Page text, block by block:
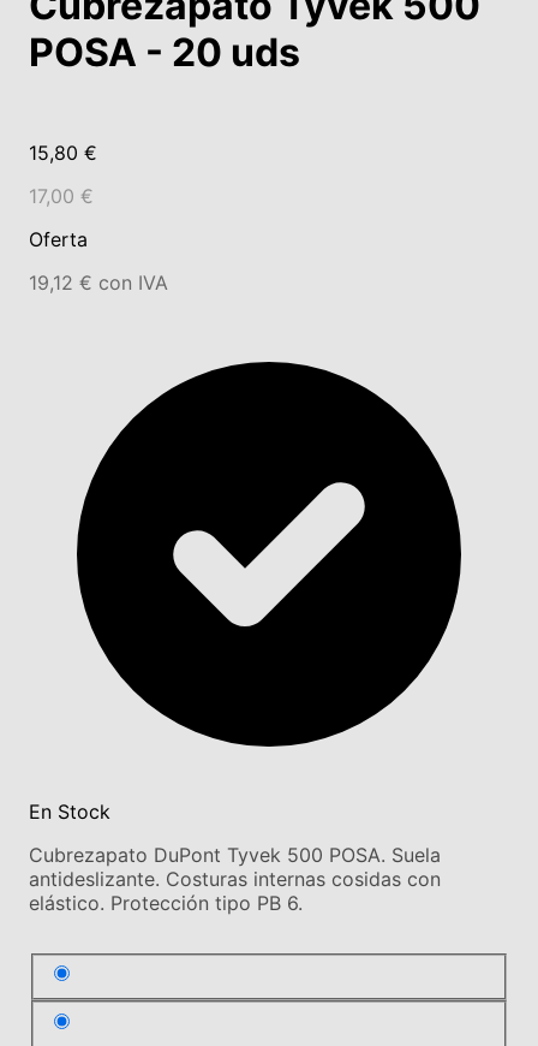
POSA - 20 uds
15,80 €
17,00 €
Oferta
19,12 € con IVA
En Stock
Cubrezapato DuPont Tyvek 500 POSA. Suela
antideslizante. Costuras internas cosidas con
elástico. Protección tipo PB 6.